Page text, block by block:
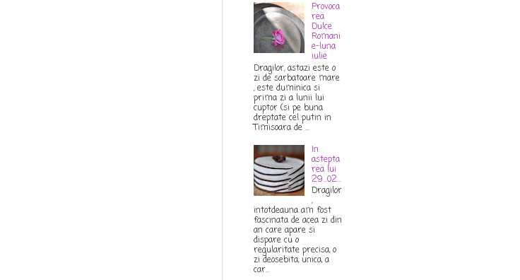
Provoca
rea
Dulce
Romani
e-luna
iulie
Dragilor, astazi este o
zi de sarbatoare mare
, este duminica si
prima zi a lunii lui
cuptor (si pe buna
dreptate cel putin in
Timisoara de ...
In
astepta
rea lui
29...02...
Dragilor
,
intotdeauna am fost
fascinata de acea zi din
an care apare si
dispare cu o
regularitate precisa, o
zi deosebita, unica, a
car...